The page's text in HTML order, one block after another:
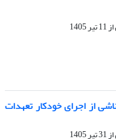
11 تیر 1405
از اجرای خودکار تعهدات
31 تیر 1405